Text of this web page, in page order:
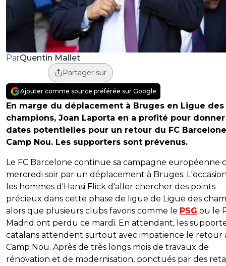
ParQuentin Mallet
Partager sur
Ajouter comme source préférée sur Google
En marge du déplacement à Bruges en Ligue des
champions, Joan Laporta en a profité pour
dates potentielles pour un retour du FC
Camp Nou. Les supporters sont prévenus.
Le FC Barcelone continue sa campagne européenne
mercredi soir par un déplacement à Bruges.
les hommes d'Hansi Flick d'aller chercher des points
précieux dans cette phase de ligue de Ligue des
alors que plusieurs clubs favoris comme le PSG ou le
Madrid ont perdu ce mardi. En attendant, les
catalans attendent surtout avec impatience le retour
Camp Nou. Après de très longs mois de travaux de
rénovation et de modernisation, ponctués par des